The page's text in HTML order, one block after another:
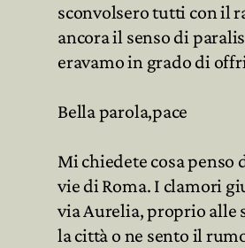
sconvolsero tutti con il
ancora il senso di
eravamo in grado di
Bella parola,pace
Mi chiedete cosa
vie di Roma. I clamori
via Aurelia, proprio alle
la città o ne sento il